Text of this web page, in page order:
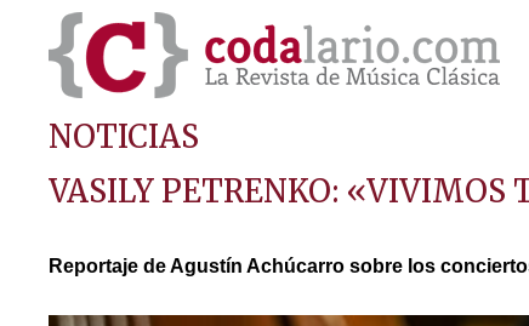
NOTICIAS
VASILY PETRENKO: «VIVIMOS
Reportaje de Agustín Achúcarro sobre los